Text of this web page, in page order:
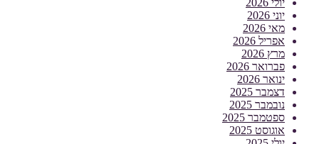
יוני 2026
מאי 2026
אפריל 2026
מרץ 2026
פברואר 2026
ינואר 2026
דצמבר 2025
נובמבר 2025
ספטמבר 2025
אוגוסט 2025